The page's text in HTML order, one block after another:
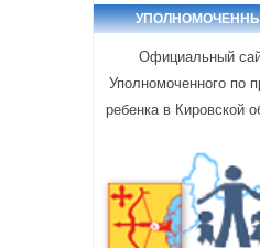
Официальный
Уполномоченного по
ребенка в Кировской